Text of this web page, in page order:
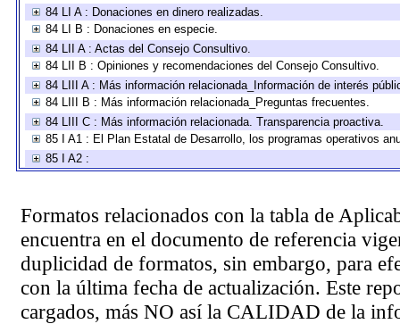
84 LI A : Donaciones en dinero realizadas.
84 LI B : Donaciones en especie.
84 LII A : Actas del Consejo Consultivo.
84 LII B : Opiniones y recomendaciones del Consejo Consultivo.
84 LIII A : Más información relacionada_Información de interés
84 LIII B : Más información relacionada_Preguntas frecuentes.
84 LIII C : Más información relacionada. Transparencia proactiva.
85 I A1 : El Plan Estatal de Desarrollo, los programas operativos
85 I A2 :
Formatos relacionados con la tabla de
encuentra en el documento de referencia
duplicidad de formatos, sin embargo, para
con la última fecha de actualización. Este
cargados, más NO así la CALIDAD de la